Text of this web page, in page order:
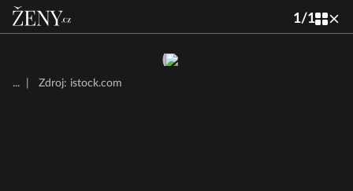
1/1
... Zdroj: istock.com